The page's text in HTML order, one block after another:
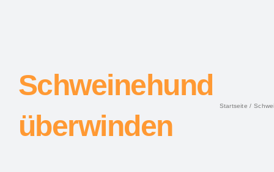
Schweinehund
überwinden
Startseite